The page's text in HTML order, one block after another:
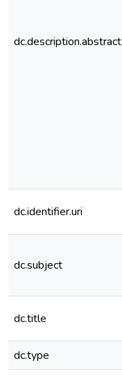
dc.description.abstract
dc.identifier.uri
dc.subject
dc.title
dc.type